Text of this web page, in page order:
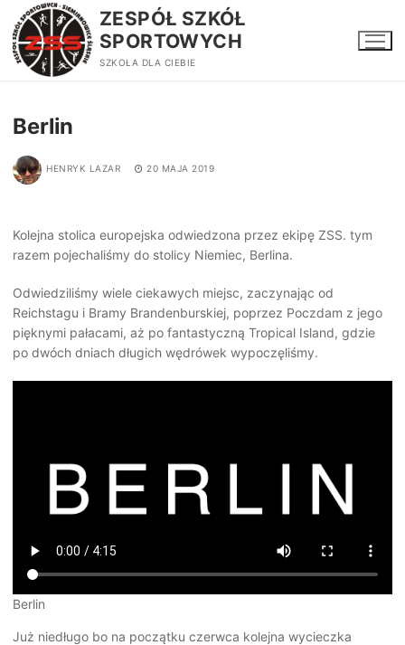
Przejdź
do
treści
ZESPÓŁ SZKÓŁ
SPORTOWYCH
SZKOŁA DLA CIEBIE
Berlin
HENRYK LAZAR 20 MAJA 2019
Kolejna stolica europejska odwiedzona przez ekipę ZSS. tym
razem pojechaliśmy do stolicy Niemiec, Berlina.
Odwiedziliśmy wiele ciekawych miejsc, zaczynając od
Reichstagu i Bramy Brandenburskiej, poprzez Poczdam z jego
pięknymi pałacami, aż po fantastyczną Tropical Island, gdzie
po dwóch dniach długich wędrówek wypoczęliśmy.
Berlin
Już niedługo bo na początku czerwca kolejna wycieczka